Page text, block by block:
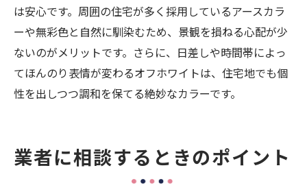
は安心です。周囲の住宅が多く採用しているアースカラ
ーや無彩色と自然に馴染むため、景観を損ねる心配が少
ないのがメリットです。さらに、日差しや時間帯によっ
てほんのり表情が変わるオフホワイトは、住宅地でも個
性を出しつつ調和を保てる絶妙なカラーです。
業者に相談するときのポイント